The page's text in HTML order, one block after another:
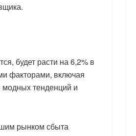
будет расти на 6,2% в
факторами, включая
модных тенденций и
рынком сбыта